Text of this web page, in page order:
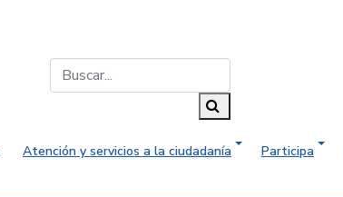
Atención y servicios a la ciudadanía Participa